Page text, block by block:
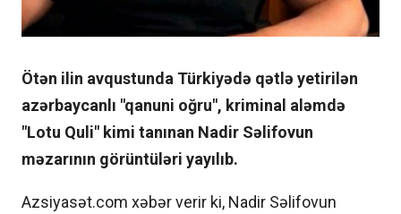
Ötən ilin avqustunda Türkiyədə qətlə yetirilən
azərbaycanlı "qanuni oğru", kriminal aləmdə
"Lotu Quli" kimi tanınan Nadir Səlifovun
məzarının görüntüləri yayılıb.
Azsiyasət.com xəbər verir ki, Nadir Səlifovun